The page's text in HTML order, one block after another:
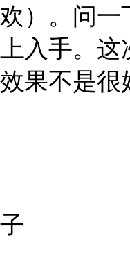
）。问
入手。
果不是